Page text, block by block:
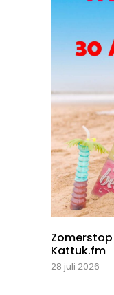
Kattuk.fm
28 juli 2026